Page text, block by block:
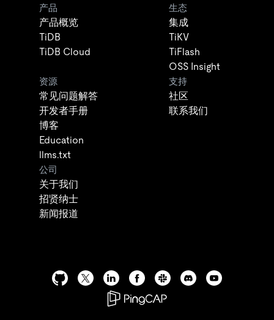
产品
产品概览
TiDB
TiDB Cloud
生态
集成
TiKV
TiFlash
OSS Insight
资源
常见问题解答
开发者手册
博客
Education
llms.txt
支持
社区
联系我们
公司
关于我们
招贤纳士
新闻报道